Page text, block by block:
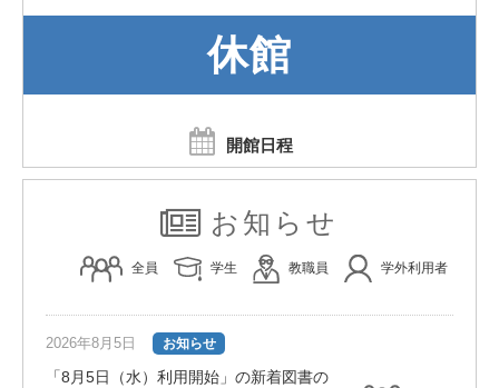
休館
開館日程
お知らせ
全員 学生 教職員 学外利用者
2026年8月5日 お知らせ
「8月5日（水）利用開始」の新着図書の